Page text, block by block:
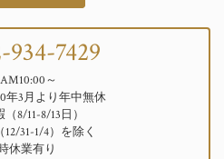
934-7429
AM10:00～
年3月より年中無休
8/11-8/13日）
31-1/4）を除く
休業有り